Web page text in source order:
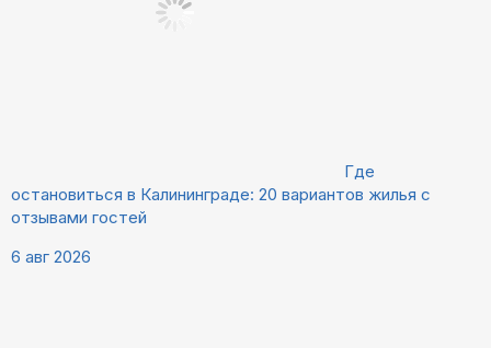
Где
остановиться в Калининграде: 20 вариантов жилья с
отзывами гостей
6 авг 2026